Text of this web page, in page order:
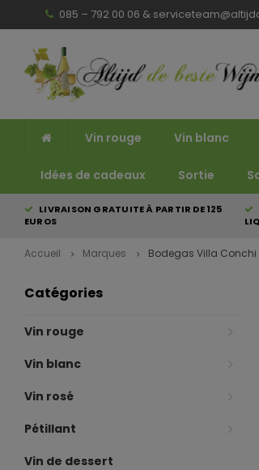
085 – 792 00 06 &
Vin rouge Vin blanc
Idées de cadeaux Sortie
LIVRAISON GRATUITE À PARTIR DE 125
EUROS
Accueil Marques Bodegas Villa Conchi
Catégories
Vin rouge
Vin blanc
Vin rosé
Pétillant
Vin de dessert